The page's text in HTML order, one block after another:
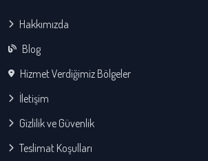
Hakkımızda
Blog
Hizmet Verdiğimiz Bölgeler
İletişim
Gizlilik ve Güvenlik
Teslimat Koşulları